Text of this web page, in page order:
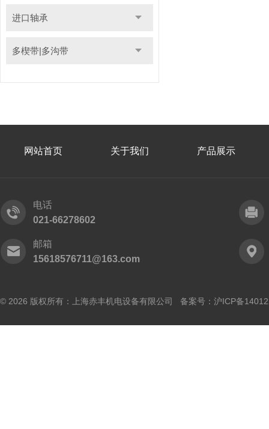
进口轴承
多楔带|多沟带
网站首页 关于我们 产品展示
电话
021-66278602
邮箱
15618576711@163.com
© 2026 版权所有：上海赤丰机电设备有限公司 备案号： 沪ICP备